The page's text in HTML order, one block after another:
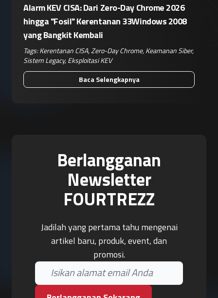
Alarm KEV CISA: Dari Zero-Day Chrome 2026
hingga "Fosil" Kerentanan 33Windows 2008
yang Bangkit Kembali
Tags:Kerentanan CISA,Zero-Day Chrome,Keamanan Siber,
Sistem Legacy,Eksploitasi KEV
Baca Selengkapnya
Berlangganan
Newsletter
FOURTREZZ
Jadilah yang pertama tahu mengenai
artikel baru, produk, event, dan
promosi.